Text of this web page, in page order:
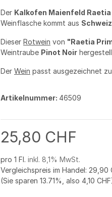
Der Kalkofen Maienfeld Raetia
Weinflasche kommt aus Schweiz
Dieser Rotwein von "Raetia
Weintraube Pinot Noir
Der Wein passt ausgezeichnet zu
Artikelnummer: 46509
25,80 CHF
pro 1 Fl. inkl. 8,1% MwSt.
Vergleichspreis im Handel: 29,90
(Sie sparen 13.71% , also 4,10 CHF